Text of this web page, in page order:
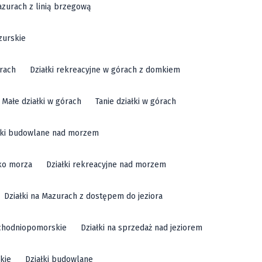
z linią brzegową
Działki rekreacyjne w górach z domkiem
Małe działki w górach Tanie działki w górach
budowlane nad morzem
morza Działki rekreacyjne nad morzem
Działki na Mazurach z dostępem do jeziora
Działki na sprzedaż nad jeziorem
Działki budowlane